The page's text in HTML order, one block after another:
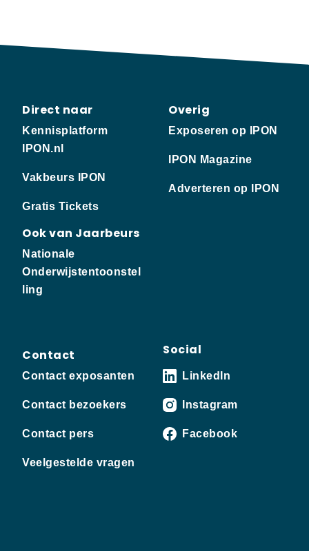
Direct naar
Kennisplatform
IPON.nl
Vakbeurs IPON
Gratis Tickets
Ook van Jaarbeurs
Nationale
Onderwijstentoonstel
ling
Overig
Exposeren op IPON
IPON Magazine
Adverteren op IPON
Contact
Contact exposanten
Contact bezoekers
Contact pers
Veelgestelde vragen
Social
LinkedIn
Instagram
Facebook